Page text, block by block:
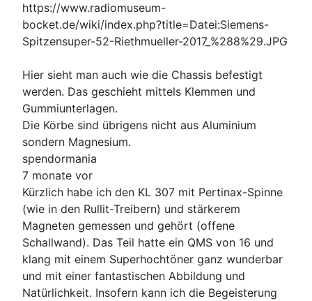
https://www.radiomuseum-
bocket.de/wiki/index.php?title=Datei:Siemens-
Spitzensuper-52-Riethmueller-2017_%288%29.JPG
Hier sieht man auch wie die Chassis befestigt
werden. Das geschieht mittels Klemmen und
Gummiunterlagen.
Die Körbe sind übrigens nicht aus Aluminium
sondern Magnesium.
spendormania
7 monate vor
Kürzlich habe ich den KL 307 mit Pertinax-Spinne
(wie in den Rullit-Treibern) und stärkerem
Magneten gemessen und gehört (offene
Schallwand). Das Teil hatte ein QMS von 16 und
klang mit einem Superhochtöner ganz wunderbar
und mit einer fantastischen Abbildung und
Natürlichkeit. Insofern kann ich die Begeisterung